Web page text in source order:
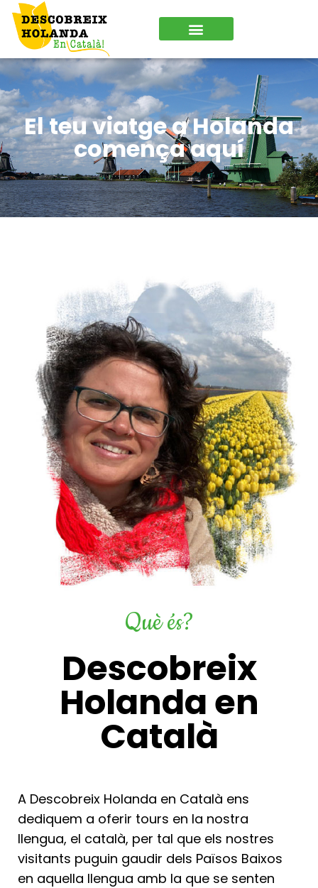
El teu viatge a Holanda
comença aquí
Què és?
Descobreix
Holanda en
Català
A Descobreix Holanda en Català ens
dediquem a oferir tours en la nostra
llengua, el català, per tal que els nostres
visitants puguin gaudir dels Països Baixos
en aquella llengua amb la que se senten